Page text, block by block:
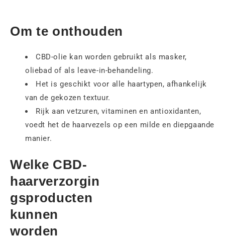
Om te onthouden
CBD-olie kan worden gebruikt als masker,
oliebad of als leave-in-behandeling.
Het is geschikt voor alle haartypen, afhankelijk
van de gekozen textuur.
Rijk aan vetzuren, vitaminen en antioxidanten,
voedt het de haarvezels op een milde en diepgaande
manier.
Welke CBD-
haarverzorgin
gsproducten
kunnen
worden